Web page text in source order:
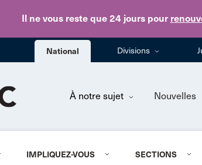
Il ne vous reste que 24 jourspour
National Divisions
À notre sujet Nouvelles
IMPLIQUEZ-VOUS SECTIONS